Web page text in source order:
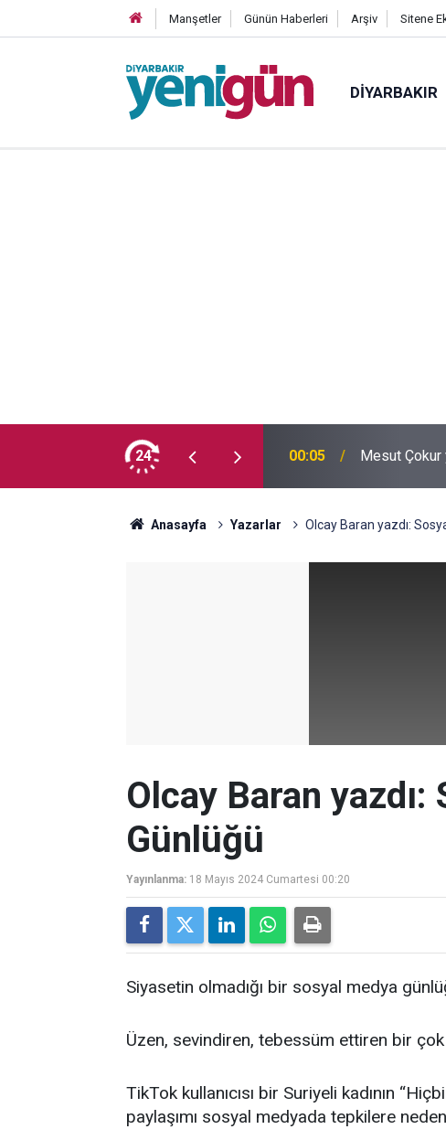
Manşetler Günün Haberleri Arşiv Sitene
DIYARBAKIR
24
kullanmıyorum, çocuklarımı verin 00:05 Mesut Çokur
Anasayfa Yazarlar Olcay Baran yazdı:
Olcay Baran
Günlüğü
Yayınlanma: 18 Mayıs 2024 Cumartesi 00:20
Siyasetin olmadığı bir sosyal medya
Üzen, sevindiren, tebessüm ettiren bir
TikTok kullanıcısı bir Suriyeli kadının
paylaşımı sosyal medyada tepkilere